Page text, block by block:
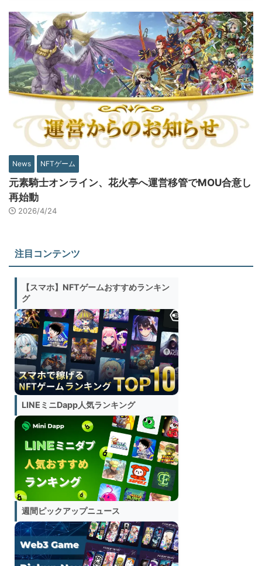
News NFTゲーム
元素騎士オンライン、花火亭へ運営移管でMOU合意し
再始動
2026/4/24
注目コンテンツ
【スマホ】NFTゲームおすすめランキン
グ
LINEミニDapp人気ランキング
週間ピックアップニュース